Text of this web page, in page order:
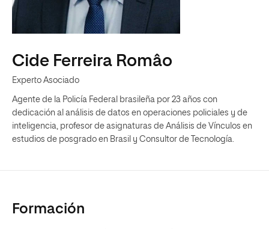
Cide Ferreira Româo
Experto Asociado
Agente de la Policía Federal brasileña por 23 años con
dedicación al análisis de datos en operaciones policiales y de
inteligencia, profesor de asignaturas de Análisis de Vínculos en
estudios de posgrado en Brasil y Consultor de Tecnología.
Formación